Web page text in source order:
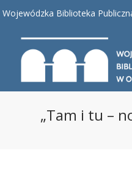
Wojewódzka Biblioteka
„Tam i tu –